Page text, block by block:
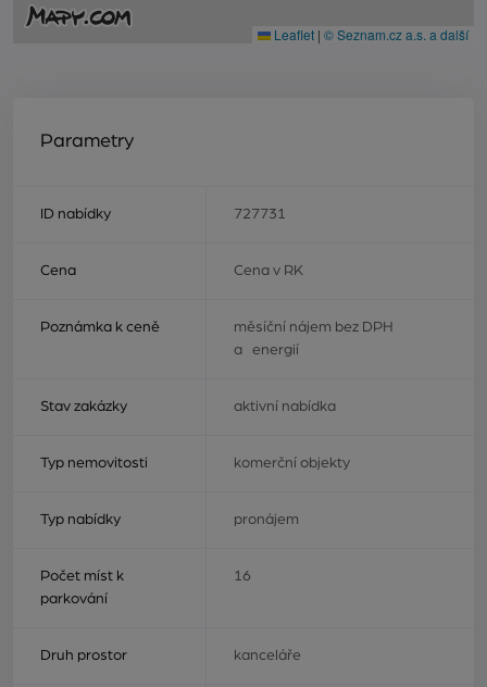
Leaflet | © Seznam.cz a.s. a další
Parametry
ID nabídky 727731
Cena Cena v RK
Poznámka k ceně
měsíční nájem bez DPH
a energií
Stav zakázky aktivní nabídka
Typ nemovitosti komerční objekty
Typ nabídky pronájem
Počet míst k
parkování
16
Druh prostor kanceláře